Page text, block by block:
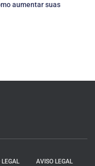
aumentar suas
AVISO LEGAL